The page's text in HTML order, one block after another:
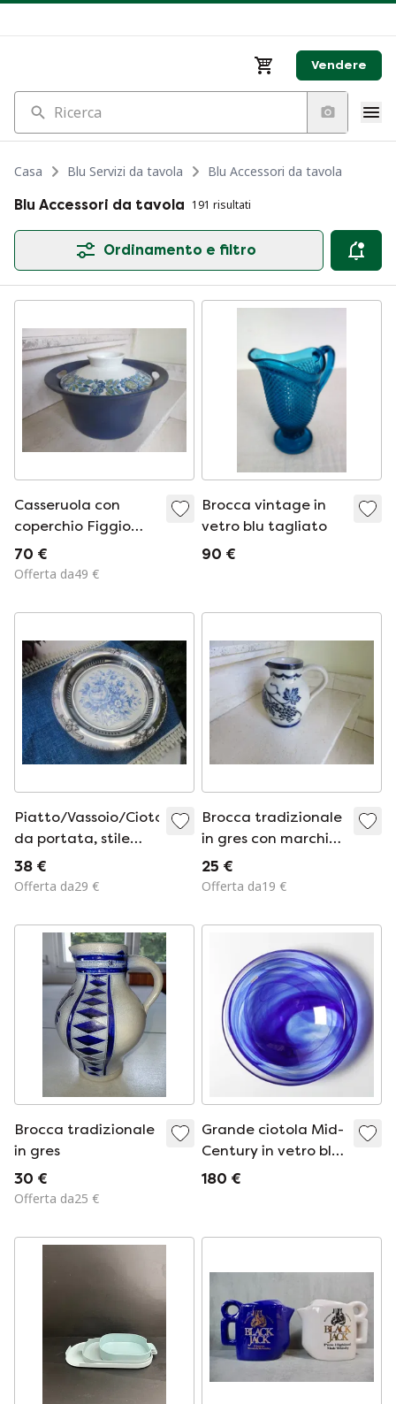
Vendere
Ricerca
Casa Blu Servizi da tavola
Blu Accessori da tavola
Blu Accessori da tavola 191 risultati
Ordinamento e filtro
Casseruola con
coperchio Figgio
Flint Norway, Tor
Viking, Casseruola in
vetrificata adatta
tavola, Grand
70 €
Offerta da49 €
Brocca vintage in
vetro blu tagliato
90 €
Piatto/Vassoio/Ciotola
da portata, stile
Delft, decorazione
floreale blu e bianca
38 €
Offerta da29 €
Brocca tradizionale
in gres con marchio
del produttore
25 €
Offerta da19 €
Brocca tradizionale
in gres
30 €
Offerta da25 €
Grande ciotola Mid-
Century in vetro blu
a spirale Atoll di
/ anni '90
180 €